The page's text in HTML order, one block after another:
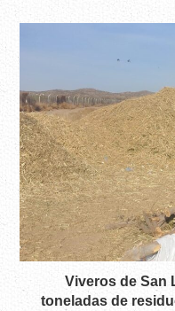
Viveros de San
toneladas de